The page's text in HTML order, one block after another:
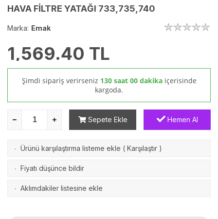
HAVA FİLTRE YATAĞI 733,735,740
Marka: Emak
1,569.40 TL
Şimdi sipariş verirseniz 130 saat 00 dakika içerisinde
kargoda.
Sepete Ekle Hemen Al
· Ürünü karşılaştırma listeme ekle ( Karşılaştır )
· Fiyatı düşünce bildir
· Aklımdakiler listesine ekle